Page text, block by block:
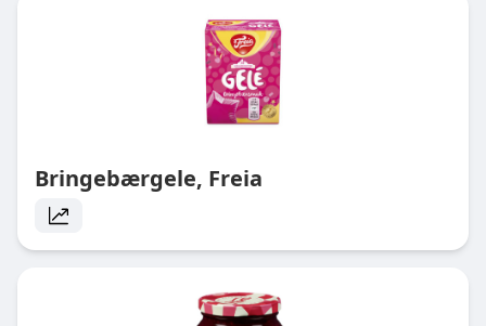
Bringebærgele, Freia